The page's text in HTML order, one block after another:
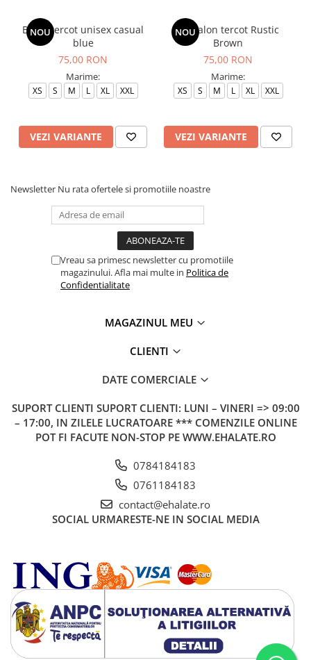
NOU
Bluza tercot unisex casual
blue
75,00 RON
Marime:
XS S M L XL XXL
VEZI VARIANTE
NOU
Pantalon tercot Rustic
Brown
75,00 RON
Marime:
XS S M L XL XXL
VEZI VARIANTE
Newsletter Nu rata ofertele si promotiile noastre
Vreau sa primesc newsletter cu promotiile
magazinului. Afla mai multe in Politica de
Confidentialitate
MAGAZINUL MEU
CLIENTI
DATE COMERCIALE
SUPORT CLIENTI SUPORT CLIENTI: LUNI – VINERI => 09:00
– 17:00, IN ZILELE LUCRATOARE *** COMENZILE ONLINE
POT FI FACUTE NON-STOP PE WWW.EHALATE.RO
0784184183
0761184183
contact@ehalate.ro
SOCIAL URMARESTE-NE IN SOCIAL MEDIA